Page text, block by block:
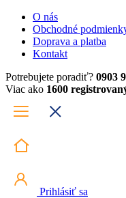
O nás
Obchodné
Doprava a platba
Kontakt
Potrebujete poradiť? 0903
Viac ako 1600
Prihlásiť sa